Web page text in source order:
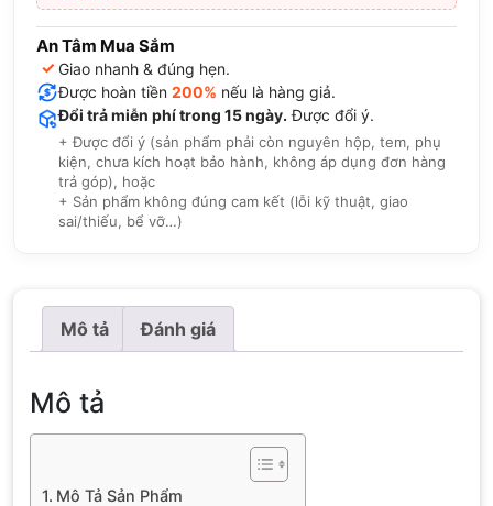
An Tâm Mua Sắm
✓ Giao nhanh & đúng hẹn.
Được hoàn tiền 200% nếu là hàng giả.
Đổi trả miễn phí trong 15 ngày. Được đổi ý.
+ Được đổi ý (sản phẩm phải còn nguyên hộp, tem, phụ
kiện, chưa kích hoạt bảo hành, không áp dụng đơn hàng
trả góp), hoặc
+ Sản phẩm không đúng cam kết (lỗi kỹ thuật, giao
sai/thiếu, bể vỡ…)
Mô tả Đánh giá
Mô tả
Mô Tả Sản Phẩm